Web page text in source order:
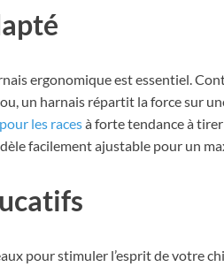
ergonomique est essentiel.
un harnais répartit la force sur
les racesà forte tendance à
facilement ajustable pour un
pour stimuler l’esprit de votre